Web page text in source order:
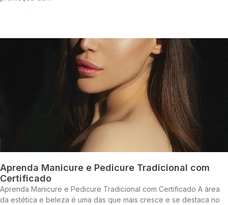
Aprenda Manicure e Pedicure Tradicional com
Certificado
Aprenda Manicure e Pedicure Tradicional com Certificado A área
da estética e beleza é uma das que mais cresce e se destaca no